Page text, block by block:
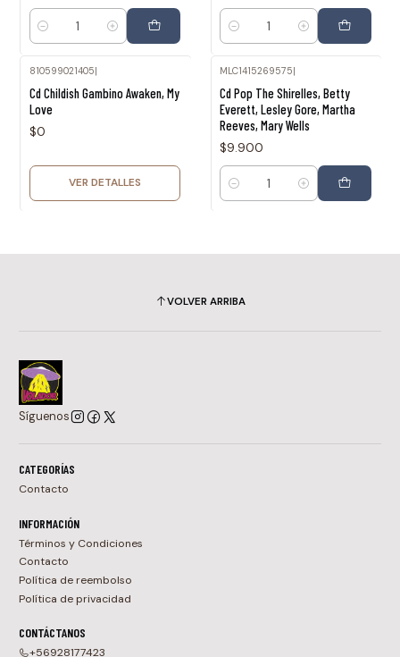
Cantidad Cantidad
810599021405|
Cd Childish Gambino Awaken, My
Love
$0
VER DETALLES
MLC1415269575|
Cd Pop The Shirelles, Betty
Everett, Lesley Gore, Martha
Reeves, Mary Wells
$9.900
Cantidad
VOLVER ARRIBA
Síguenos
CATEGORÍAS
Contacto
INFORMACIÓN
Términos y Condiciones
Contacto
Política de reembolso
Política de privacidad
CONTÁCTANOS
+56928177423